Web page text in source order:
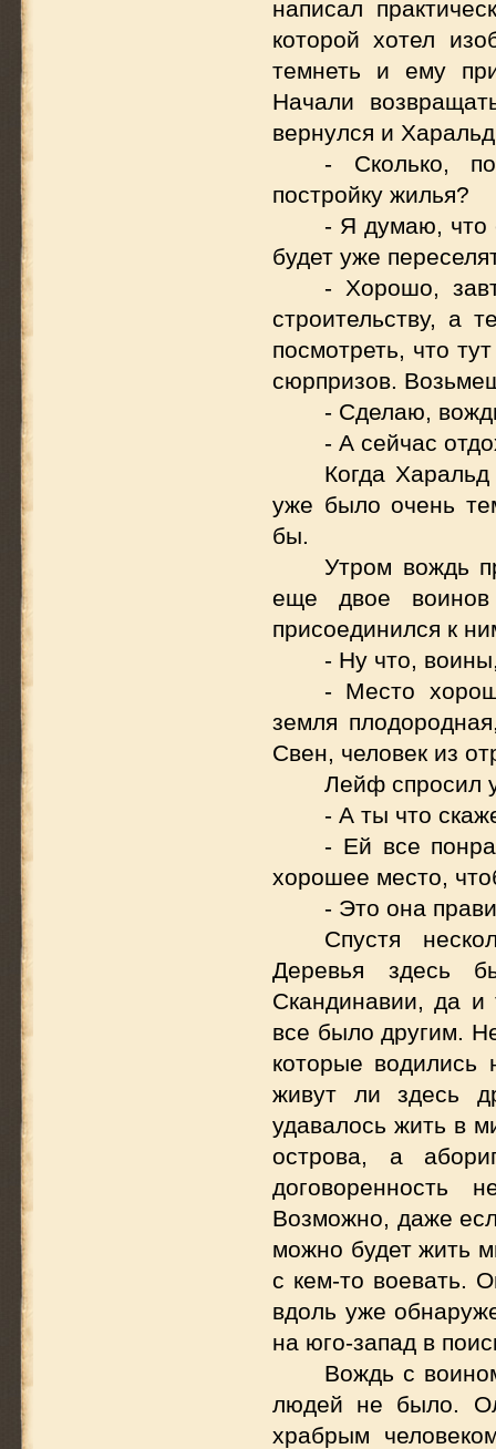
написал
которой хотел
темнеть и ему
Начали
вернулся и
- Сколько,
постройку жилья?
- Я думаю, что
будет уже
- Хорошо,
строительству, а
посмотреть, что
сюрпризов.
- Сделаю,
- А сейчас
Когда
уже было очень
бы.
Утром вождь
еще двое
присоединился к
- Ну что,
- Место
земля
Свен, человек из
Лейф спросил
- А ты что
- Ей все
хорошее место,
- Это она
Спустя
Деревья здесь
Скандинавии, да и
все было другим.
которые
живут ли здесь
удавалось жить в
острова, а
договоренность
Возможно, даже
можно будет жить
с кем-то воевать.
вдоль уже
на юго-запад в
Вождь с
людей не было.
храбрым